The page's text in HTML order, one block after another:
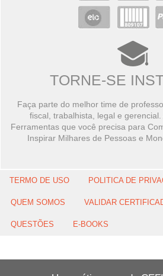
TORNE-SE
Faça parte do melhor time de
fiscal, trabalhista, legal e gerencial.
Ferramentas que você precisa para
Inspirar Milhares de Pessoas e
TERMO DE USO POLITICA DE
QUEM SOMOS VALIDAR
QUESTÕES E-BOOKS